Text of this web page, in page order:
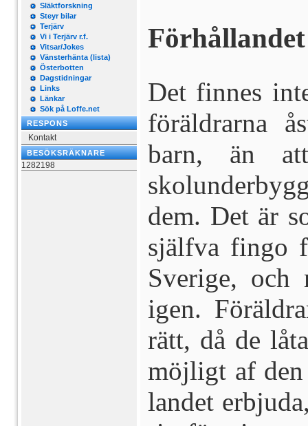
Släktforskning
Steyr bilar
Terjärv
Vi i Terjärv r.f.
Vitsar/Jokes
Vänsterhänta (lista)
Österbotten
Dagstidningar
Links
Länkar
Sök på Loffe.net
RESPONS
Kontakt
BESÖKSRÄKNARE
1282198
Det finnes
föräldrarna
barn, än
dem. Det är
själfva fingo
Sverige, och
igen.
rätt, då de
möjligt af
landet